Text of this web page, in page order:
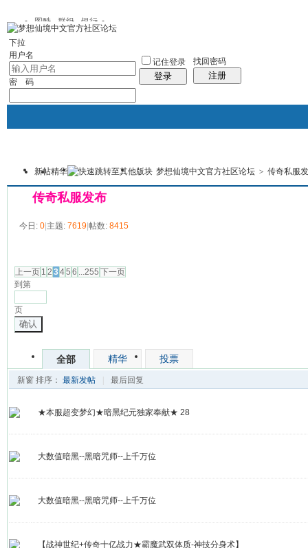
图酷 群组 银行
下拉
用户名
密 码
记住登录
登录
找回密码
注册
银行 群组聚合 我的空间
新帖精华 梦想仙境中文官方社区论坛 > 传奇私服
传奇私服发布
今日: 0|主题: 7619|帖数: 8415
上一页 1 2 345 6 ...255 下一页
到第
页
确认
全部 精华 投票
新窗 排序： 最新发帖 最后回复
★本服超变梦幻★暗黑纪元独家奉献★ 28
大数值暗黑--黑暗咒师--上千万位
大数值暗黑--黑暗咒师--上千万位
【战神世纪+传奇十亿战力★霸魔武双体质-神技分身术】